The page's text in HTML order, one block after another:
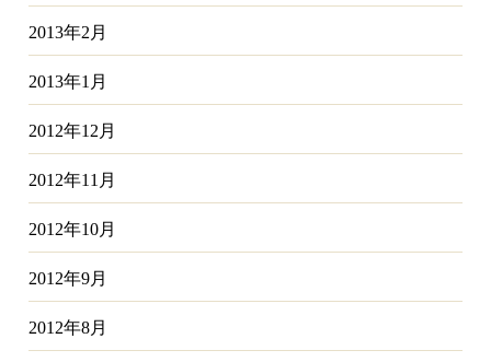
2013年2月
2013年1月
2012年12月
2012年11月
2012年10月
2012年9月
2012年8月